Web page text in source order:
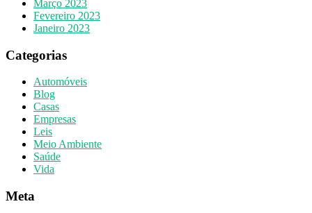
Março 2023
Fevereiro 2023
Janeiro 2023
Categorias
Automóveis
Blog
Casas
Empresas
Leis
Meio Ambiente
Saúde
Vida
Meta